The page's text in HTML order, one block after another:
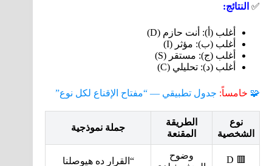
✅ النتائج:
أغلب (أ): أنت حازم (D)
أغلب (ب): مؤثر (I)
أغلب (ج): مستقر (S)
أغلب (د): تحليلي (C)
🧩 خامساً: جدول تطبيقي — “مفتاح الإقناع لكل نوع”
نوع
الشخصية
الطريقة
المقنعة
جملة نموذجية
🟥 D
وضوح
“القرار ده هيوصلنا